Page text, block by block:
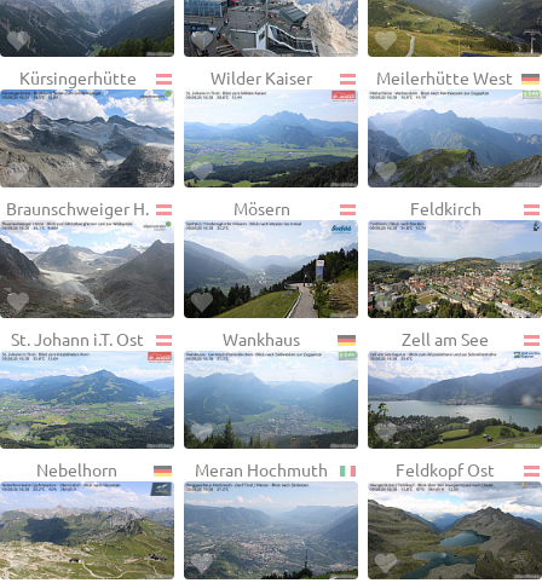
Kürsingerhütte Wilder Kaiser Meilerhütte West
Braunschweiger H. Mösern Feldkirch
St. Johann i.T. Ost Wankhaus Zell am See
Nebelhorn Meran Hochmuth Feldkopf Ost